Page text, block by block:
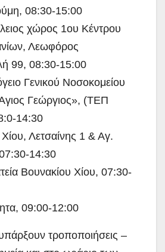
08:30-15:00
χώρος 1ου Κέντρου
Λεωφόρος
99, 08:30-15:00
Γενικού Νοσοκομείου
Γεώργιος», (ΤΕΠ
14:30
Λετσαίνης 1 & Αγ.
14:30
Βουνακίου Χίου, 07:30-
09:00-12:00
τροποποιήσεις –